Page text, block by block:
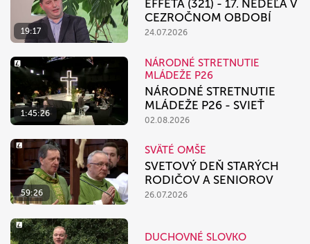
19:17
EFFETA (321) - 17. NEDEĽA V
CEZROČNOM OBDOBÍ
24.07.2026
1:45:26
NÁRODNÉ STRETNUTIE
MLÁDEŽE P26
NÁRODNÉ STRETNUTIE
MLÁDEŽE P26 - SVIEŤ
02.08.2026
59:26
SVÄTÉ OMŠE
SVETOVÝ DEŇ STARÝCH
RODIČOV A SENIOROV
26.07.2026
DUCHOVNÉ SLOVKO